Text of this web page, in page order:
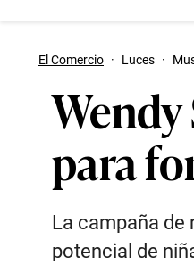
El Comercio · Luces ·
Wendy
para
La campaña de
potencial de